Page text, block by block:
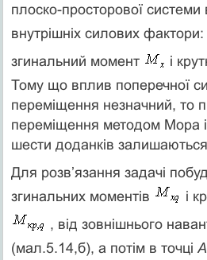
плоско-просторової системи
внутрішніх силових
згинальний момент
і
Тому що вплив поперечної
переміщення незначний, то
переміщення методом Мора і
шести доданків
Для розв’язання задачі
згинальних моментів
і
, від зовнішнього
(мал.5.14,б), а потім в точці А